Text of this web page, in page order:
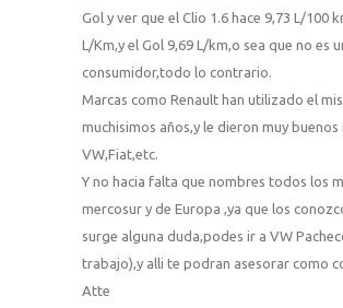
Gol y ver que el Clio 1.6 hace 9,73 L/100
L/Km,y el Gol 9,69 L/km,o sea que no es
consumidor,todo lo contrario.
Marcas como Renault han utilizado el
muchisimos años,y le dieron muy
VW,Fiat,etc.
Y no hacia falta que nombres todos los
mercosur y de Europa ,ya que los
surge alguna duda,podes ir a VW
trabajo),y alli te podran asesorar como
Atte